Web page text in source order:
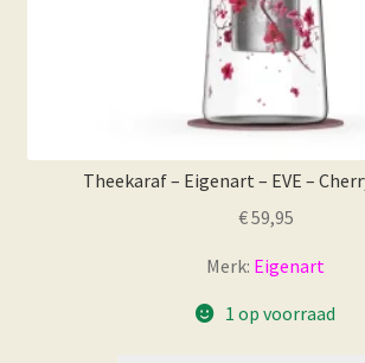
Theekaraf – Eigenart – EVE –
€59,95
Merk: Eigenart
1 op voorraad